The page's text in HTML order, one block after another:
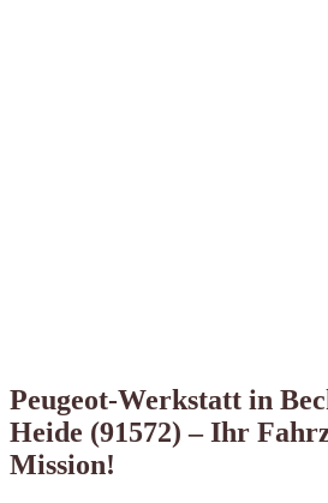
Peugeot-Werkstatt in
Heide (91572) – Ihr
Mission!